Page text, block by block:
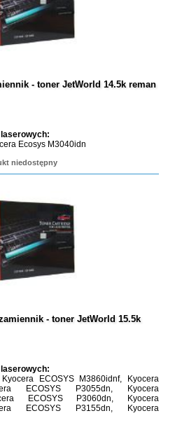
- toner JetWorld 14.5k reman
Ecosys M3040idn
niedostępny
- toner JetWorld 15.5k
ECOSYS M3860idnf, Kyocera
ECOSYS P3055dn, Kyocera
ECOSYS P3060dn, Kyocera
ECOSYS P3155dn, Kyocera